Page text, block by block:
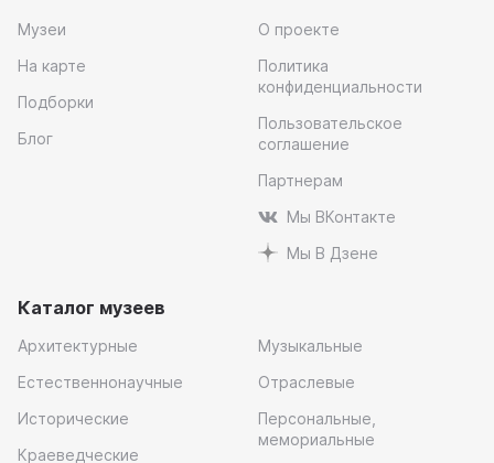
Музеи
На карте
Подборки
Блог
О проекте
Политика
конфиденциальности
Пользовательское
соглашение
Партнерам
Мы ВКонтакте
Мы В Дзене
Каталог музеев
Архитектурные
Естественнонаучные
Исторические
Краеведческие
Музыкальные
Отраслевые
Персональные,
мемориальные